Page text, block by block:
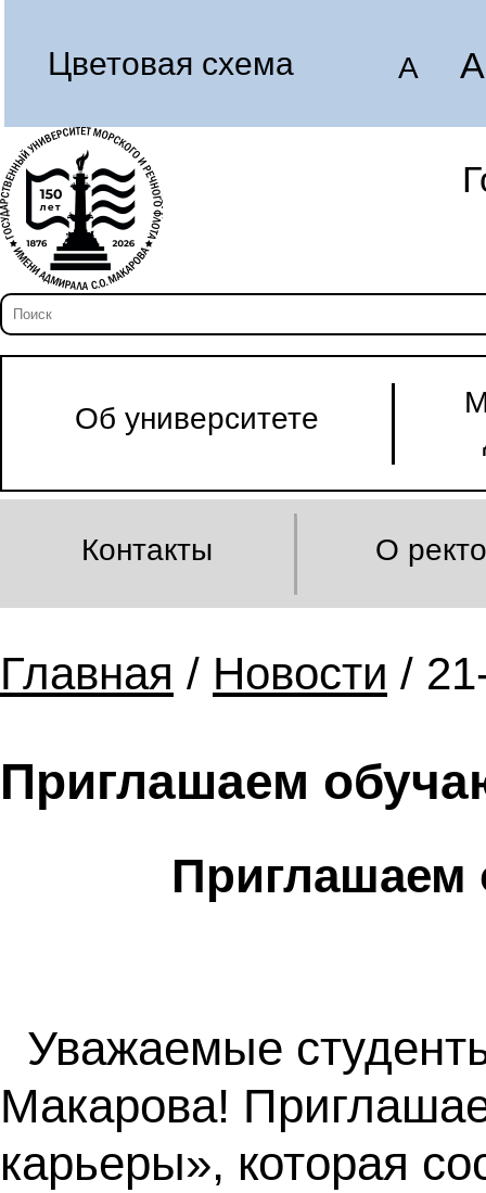
Цветовая схема A A
Об университете
Контакты О
Главная / Новости /
Приглашаем
Приглашаем
Уважаемые
Макарова!
карьеры», которая